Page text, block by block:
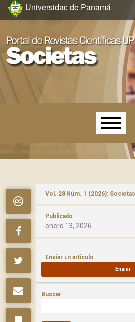
Ir al menú de navegación principal
Ir al contenido principal
Ir al pie de página del sitio
Universidad de Panamá
Menú principal
Vol. 28 Núm. 1 (2026): Societas
Publicado
enero 13, 2026
Enviar un articulo
Enviar
Buscar